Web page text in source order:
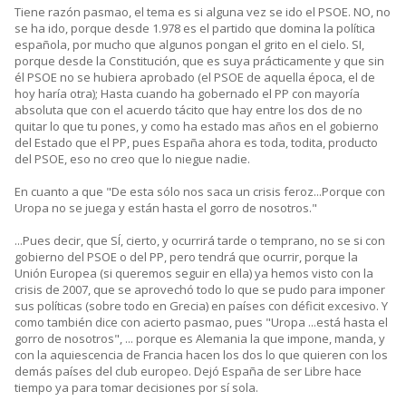
Tiene razón pasmao, el tema es si alguna vez se ido el PSOE. NO, no
se ha ido, porque desde 1.978 es el partido que domina la política
española, por mucho que algunos pongan el grito en el cielo. SI,
porque desde la Constitución, que es suya prácticamente y que sin
él PSOE no se hubiera aprobado (el PSOE de aquella época, el de
hoy haría otra); Hasta cuando ha gobernado el PP con mayoría
absoluta que con el acuerdo tácito que hay entre los dos de no
quitar lo que tu pones, y como ha estado mas años en el gobierno
del Estado que el PP, pues España ahora es toda, todita, producto
del PSOE, eso no creo que lo niegue nadie.
En cuanto a que "De esta sólo nos saca un crisis feroz...Porque con
Uropa no se juega y están hasta el gorro de nosotros."
...Pues decir, que SÍ, cierto, y ocurrirá tarde o temprano, no se si con
gobierno del PSOE o del PP, pero tendrá que ocurrir, porque la
Unión Europea (si queremos seguir en ella) ya hemos visto con la
crisis de 2007, que se aprovechó todo lo que se pudo para imponer
sus políticas (sobre todo en Grecia) en países con déficit excesivo. Y
como también dice con acierto pasmao, pues "Uropa ...está hasta el
gorro de nosotros", ... porque es Alemania la que impone, manda, y
con la aquiescencia de Francia hacen los dos lo que quieren con los
demás países del club europeo. Dejó España de ser Libre hace
tiempo ya para tomar decisiones por sí sola.